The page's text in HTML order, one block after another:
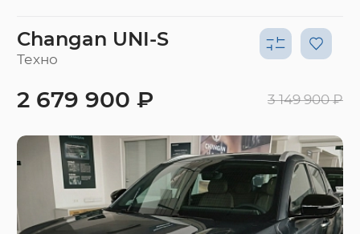
Changan UNI-S
Техно
2 679 900 ₽ 3 149 900 ₽